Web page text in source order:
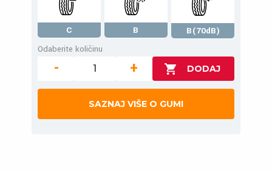
C B
B(70dB)
Odaberite količinu
- +
SAZNAJ VIŠE O GUMI